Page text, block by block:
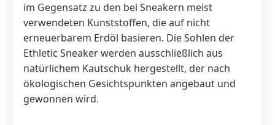
im Gegensatz zu den bei Sneakern meist
verwendeten Kunststoffen, die auf nicht
erneuerbarem Erdöl basieren. Die Sohlen der
Ethletic Sneaker werden ausschließlich aus
natürlichem Kautschuk hergestellt, der nach
ökologischen Gesichtspunkten angebaut und
gewonnen wird.